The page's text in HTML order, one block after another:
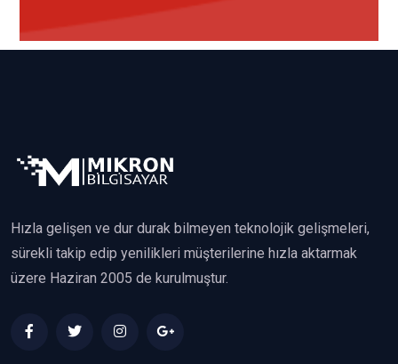
Hızla gelişen ve dur durak bilmeyen teknolojik gelişmeleri,
sürekli takip edip yenilikleri müşterilerine hızla aktarmak
üzere Haziran 2005 de kurulmuştur.